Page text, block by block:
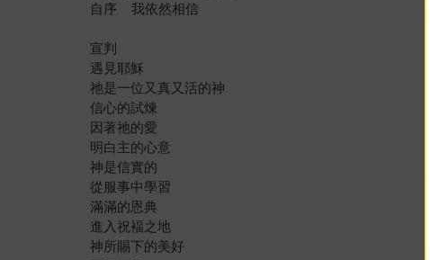
自序 我依然相信
宣判
遇見耶穌
祂是一位又真又活的神
信心的試煉
因著祂的愛
明白主的心意
神是信實的
從服事中學習
滿滿的恩典
進入祝褔之地
神所賜下的美好